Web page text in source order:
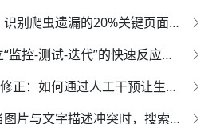
日志文件分析实战：识别爬虫遗漏的20%关键页面的修复流程
算法更新应对：建立“监控-测试-迭代”的快速反应机制与历史案例库
AI内容的“意图漂移”修正：如何通过人工干预让生成内容匹配真实搜索需求？
多模态混淆测试：当图片与文字描述冲突时，搜索引擎的最终裁决逻辑